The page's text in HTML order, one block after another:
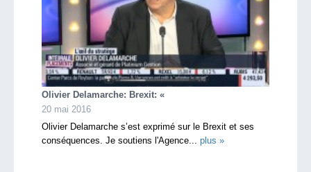
Olivier Delamarche: Brexit: «
20 mai 2016
Olivier Delamarche s’est exprimé sur le Brexit et ses
conséquences. Je soutiens l'Agence... plus »